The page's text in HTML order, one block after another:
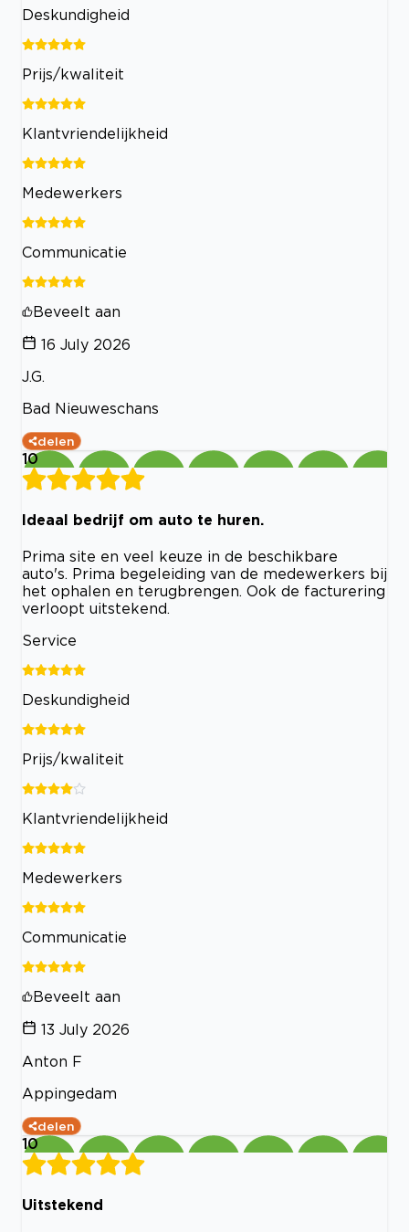
Deskundigheid
Prijs/kwaliteit
Klantvriendelijkheid
Medewerkers
Communicatie
Beveelt aan
16 July 2026
J.G.
Bad Nieuweschans
delen
10
Ideaal bedrijf om auto te huren.
Prima site en veel keuze in de beschikbare
auto's. Prima begeleiding van de medewerkers bij
het ophalen en terugbrengen. Ook de facturering
verloopt uitstekend.
Service
Deskundigheid
Prijs/kwaliteit
Klantvriendelijkheid
Medewerkers
Communicatie
Beveelt aan
13 July 2026
Anton F
Appingedam
delen
10
Uitstekend